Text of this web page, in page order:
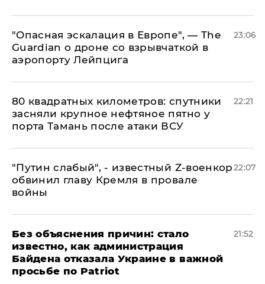
"Опасная эскалация в Европе", — The
Guardian о дроне со взрывчаткой в
аэропорту Лейпцига
23:06
80 квадратных километров: спутники
засняли крупное нефтяное пятно у
порта Тамань после атаки ВСУ
22:21
​"Путин слабый", - известный Z-военкор
обвинил главу Кремля в провале
войны
22:07
Без объяснения причин: стало
известно, как администрация
Байдена отказала Украине в важной
просьбе по Patriot
21:52